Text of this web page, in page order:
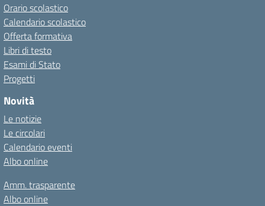
Orario scolastico
Calendario scolastico
Offerta formativa
Libri di testo
Esami di Stato
Progetti
Novità
Le notizie
Le circolari
Calendario eventi
Albo online
Amm. trasparente
Albo online